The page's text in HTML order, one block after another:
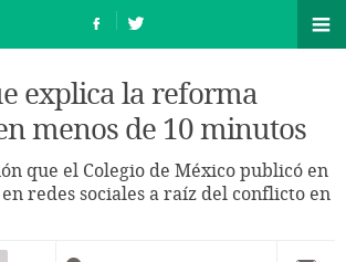
explica la reforma
menos de 10 minutos
que el Colegio de México publicó en
redes sociales a raíz del conflicto en